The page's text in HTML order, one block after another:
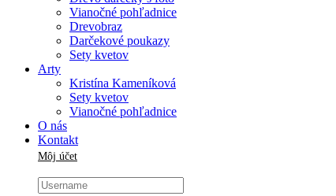
Vianočné pohľadnice
Drevobraz
Darčekové poukazy
Sety kvetov
Arty
Kristína Kameníková
Sety kvetov
Vianočné pohľadnice
O nás
Kontakt
Môj účet